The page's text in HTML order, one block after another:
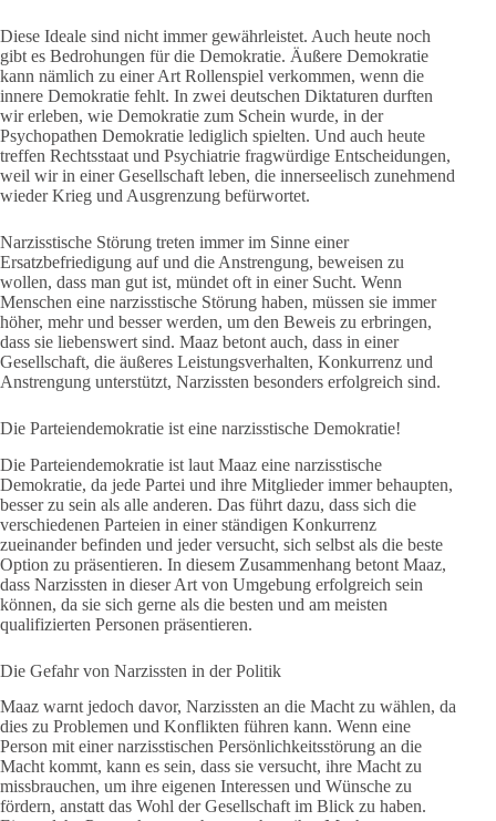
Diese Ideale sind nicht immer gewährleistet. Auch heute noch
gibt es Bedrohungen für die Demokratie. Äußere Demokratie
kann nämlich zu einer Art Rollenspiel verkommen, wenn die
innere Demokratie fehlt. In zwei deutschen Diktaturen durften
wir erleben, wie Demokratie zum Schein wurde, in der
Psychopathen Demokratie lediglich spielten. Und auch heute
treffen Rechtsstaat und Psychiatrie fragwürdige Entscheidungen,
weil wir in einer Gesellschaft leben, die innerseelisch zunehmend
wieder Krieg und Ausgrenzung befürwortet.
Narzisstische Störung treten immer im Sinne einer
Ersatzbefriedigung auf und die Anstrengung, beweisen zu
wollen, dass man gut ist, mündet oft in einer Sucht. Wenn
Menschen eine narzisstische Störung haben, müssen sie immer
höher, mehr und besser werden, um den Beweis zu erbringen,
dass sie liebenswert sind. Maaz betont auch, dass in einer
Gesellschaft, die äußeres Leistungsverhalten, Konkurrenz und
Anstrengung unterstützt, Narzissten besonders erfolgreich sind.
Die Parteiendemokratie ist eine narzisstische Demokratie!
Die Parteiendemokratie ist laut Maaz eine narzisstische
Demokratie, da jede Partei und ihre Mitglieder immer behaupten,
besser zu sein als alle anderen. Das führt dazu, dass sich die
verschiedenen Parteien in einer ständigen Konkurrenz
zueinander befinden und jeder versucht, sich selbst als die beste
Option zu präsentieren. In diesem Zusammenhang betont Maaz,
dass Narzissten in dieser Art von Umgebung erfolgreich sein
können, da sie sich gerne als die besten und am meisten
qualifizierten Personen präsentieren.
Die Gefahr von Narzissten in der Politik
Maaz warnt jedoch davor, Narzissten an die Macht zu wählen, da
dies zu Problemen und Konflikten führen kann. Wenn eine
Person mit einer narzisstischen Persönlichkeitsstörung an die
Macht kommt, kann es sein, dass sie versucht, ihre Macht zu
missbrauchen, um ihre eigenen Interessen und Wünsche zu
fördern, anstatt das Wohl der Gesellschaft im Blick zu haben.